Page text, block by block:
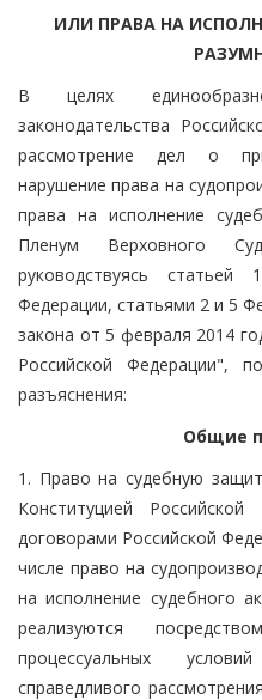
ИЛИ ПРАВА НА
В целях
законодательства
рассмотрение дел о
нарушение права на
права на исполнение
Пленум Верховного
руководствуясь статьей
Федерации, статьями 2 и 5
закона от 5 февраля 2014
Российской Федерации",
разъяснения:
Общие
1. Право на судебную
Конституцией
договорами Российской
числе право на
на исполнение судебного
реализуются
процессуальных
справедливого